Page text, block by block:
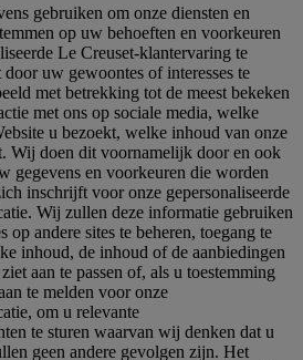
gebruiken om onze diensten en
op uw behoeften en voorkeuren
Le Creuset-klantervaring te
uw gewoontes of interesses te
met betrekking tot de meest bekeken
met ons op sociale media, welke
u bezoekt, welke inhoud van onze
Wij doen dit voornamelijk door en ook
gegevens en voorkeuren die worden
inschrijft voor onze gepersonaliseerde
Wij zullen deze informatie gebruiken
op andere sites te beheren, toegang te
inhoud, de inhoud of de aanbiedingen
aan te passen of, als u toestemming
te melden voor onze
om u relevante
te sturen waarvan wij denken dat u
geen andere gevolgen zijn. Het